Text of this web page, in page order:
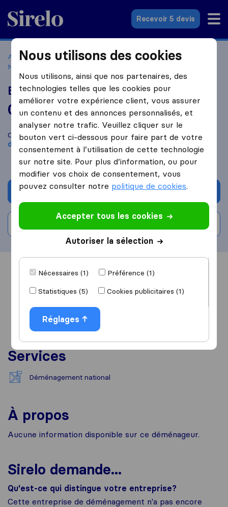
Sirelo.fr
Recevoir 5 devis
Accueil Déménageurs France
Déménageurs Gignac-la-
Nerthe
ES Déménagement Sud
0,0 basé sur
avis Sirelo et Google
i
Comparez ES Déménagement Sud avec d'autres
déménageurs
Gignac-la-Nerthe
Demander un devis
Rédiger un avis
Vue d'ensemble Avis
Services
Déménagement national
À propos
Aucune information disponible sur ce déménageur.
Sirelo demande...
Qu'est-ce qui distingue votre entreprise?
Cette entreprise de déménagement n'a pas encore
Nous utilisons des cookies
Nous utilisons, ainsi que nos partenaires, des
technologies telles que les cookies pour
améliorer votre expérience client, vous assurer
un contenu et des annonces personnalisés, et
analyser notre trafic. Veuillez cliquer sur le
bouton vert ci-dessous pour faire part de votre
consentement à l’utilisation de cette technologie
sur notre site. Pour plus d’information, ou pour
modifier vos choix de consentement, vous
pouvez consulter notre politique de cookies.
Accepter tous les cookies
Autoriser la sélection
Nécessaires (1)
Préférence (1)
Statistiques (5)
Cookies publicitaires (1)
Réglages